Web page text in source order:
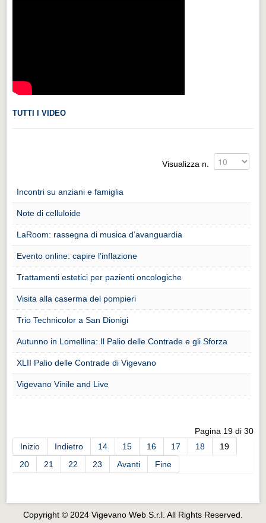
CHI SIAMO
Musica e teatro
Musica e teatro
Distretto industriale
Distretto industriale
Muoversi a Vigevano
Muoversi a Vigevano
Cultura e turismo 4.0
Cultura e turismo 4.0
PROGETTI
PROGETTI
Progetti Realizzati
Progetti Realizzati
EVENTI
TUTTI I VIDEO
Visualizza n.
Incontri su anziani e famiglia
Note di celluloide
LaRoom: rassegna di musica d’avanguardia
Evento online: capire l’inflazione
Trattamenti estetici per pazienti oncologiche
Visita alla caserma del pompieri
Trio Technicolor a San Dionigi
Autunno in Lomellina: Il Palio delle Contrade e gli Sforza
XLII Palio delle Contrade di Vigevano
Vigevano Vinile and Live
Pagina 19 di 30
Inizio
Indietro 14 15 16 17 18
19
20
21 22 23 Avanti Fine
Copyright © 2024 Vigevano Web S.r.l. All Rights Reserved.